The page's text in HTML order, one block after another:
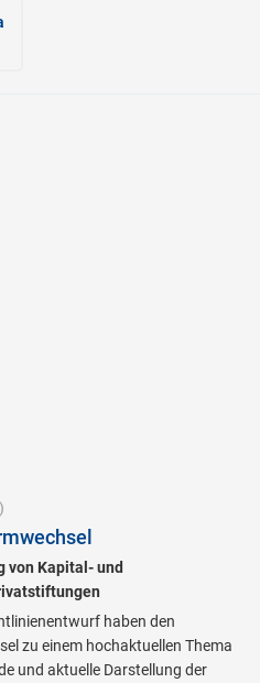
von Kapital- und
haben den
zu einem hochaktuellen Thema
und aktuelle Darstellung der